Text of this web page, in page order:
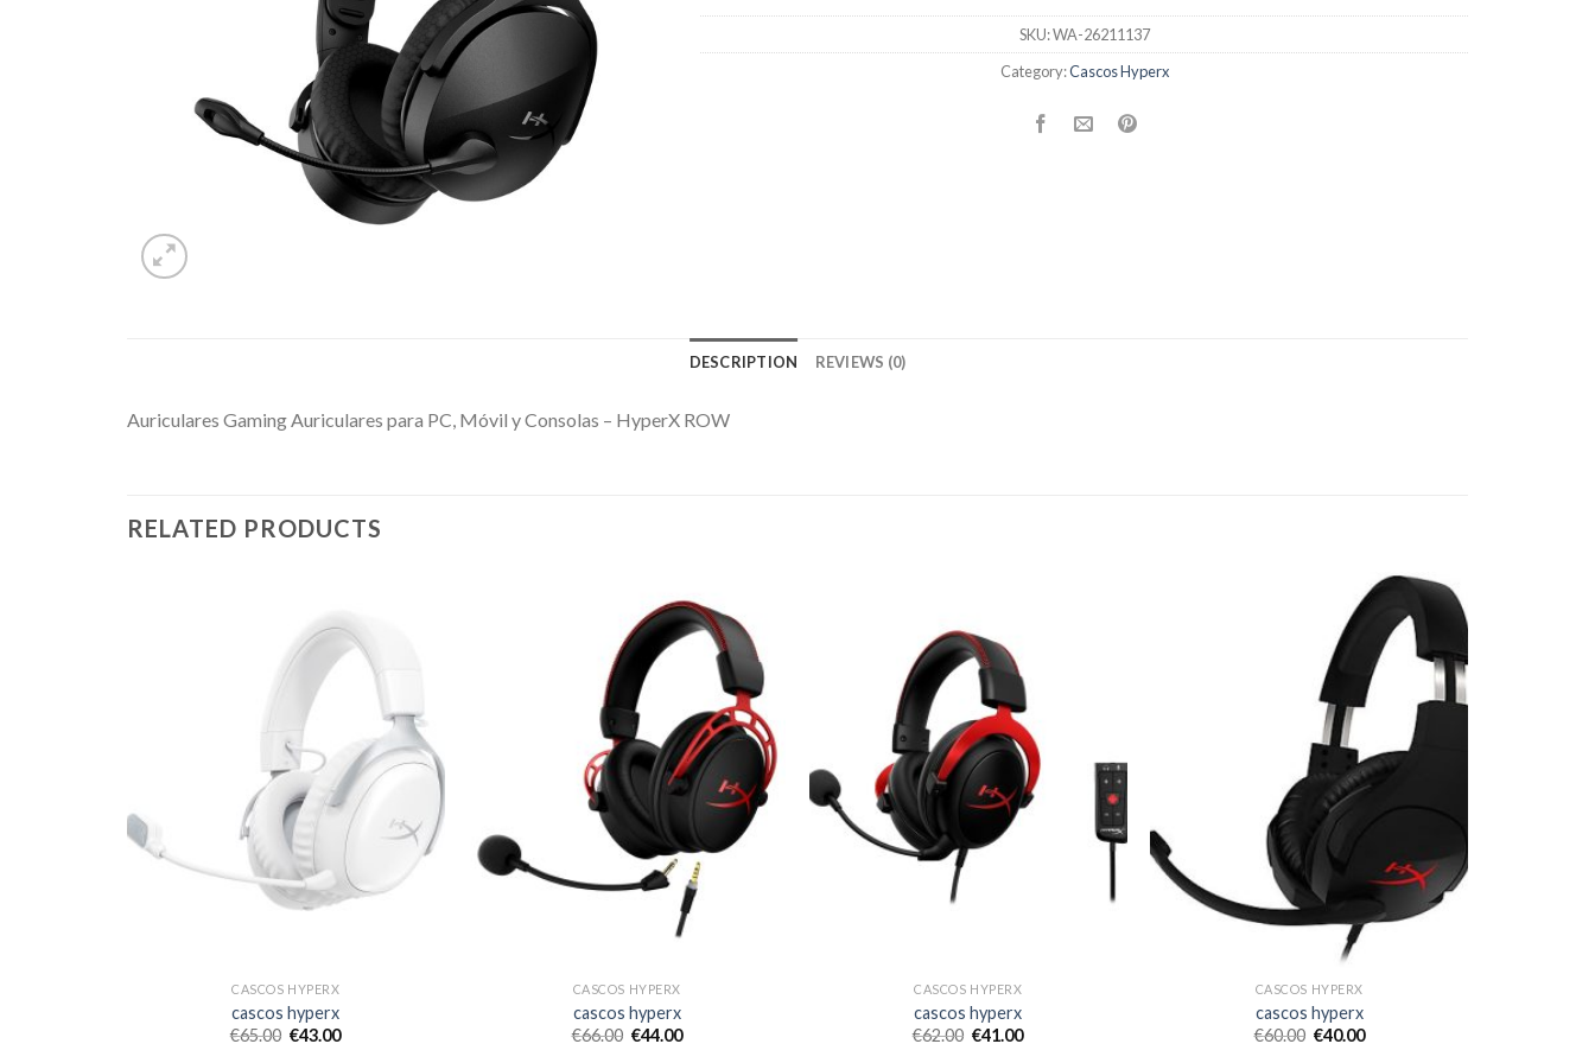
SKU:WA-26211137
Category:Cascos Hyperx
DESCRIPTION REVIEWS (0)
Auriculares Gaming Auriculares para PC, Móvil y Consolas – HyperX ROW
RELATED PRODUCTS
CASCOS HYPERX
cascos hyperx
€65.00 €43.00
CASCOS HYPERX
cascos hyperx
€66.00 €44.00
CASCOS HYPERX
cascos hyperx
€62.00 €41.00
CASCOS HYPERX
cascos hyperx
€60.00 €40.00